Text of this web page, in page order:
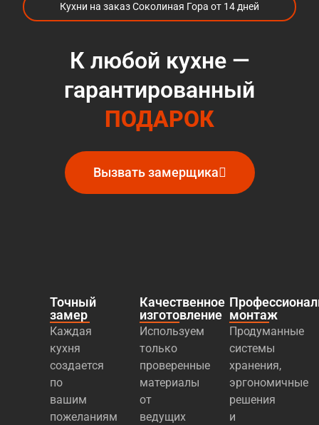
Кухни на заказ Соколиная Гора от 14 дней
К любой кухне —
гарантированный
ПОДАРОК
Вызвать замерщика
Точный
замер
Каждая
кухня
создается
по
вашим
пожеланиям
Качественное
изготовление
Используем
только
проверенные
материалы
от
ведущих
монтаж
Продуманные
системы
хранения,
эргономичные
решения
и